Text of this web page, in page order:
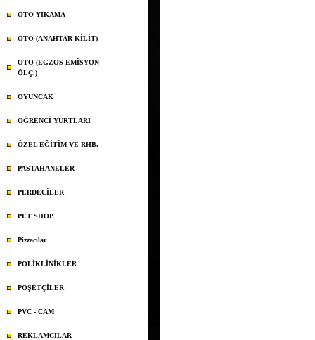
OTO YIKAMA
OTO (ANAHTAR-KİLİT)
OTO (EGZOS EMİSYON
ÖLÇ.)
OYUNCAK
ÖĞRENCİ YURTLARI
ÖZEL EĞİTİM VE RHB.
PASTAHANELER
PERDECİLER
PET SHOP
Pizzacılar
POLİKLİNİKLER
POŞETÇİLER
PVC - CAM
REKLAMCILAR